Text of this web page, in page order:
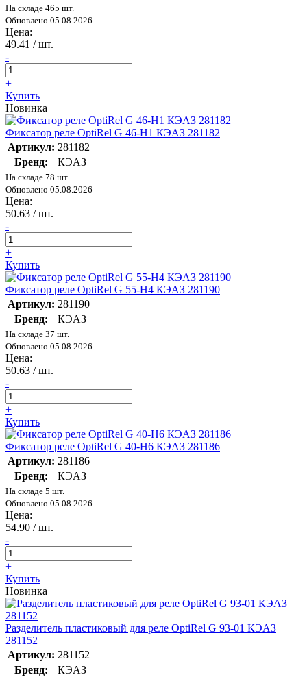
На складе 465 шт.
Обновлено 05.08.2026
Цена:
49.41 / шт.
-
+
Купить
Новинка
Фиксатор реле OptiRel G 46-H1 КЭАЗ 281182
Артикул: 281182
Бренд:
КЭАЗ
На складе 78 шт.
Обновлено 05.08.2026
Цена:
50.63 / шт.
-
+
Купить
Фиксатор реле OptiRel G 55-H4 КЭАЗ 281190
Артикул: 281190
Бренд:
КЭАЗ
На складе 37 шт.
Обновлено 05.08.2026
Цена:
50.63 / шт.
-
+
Купить
Фиксатор реле OptiRel G 40-H6 КЭАЗ 281186
Артикул: 281186
Бренд:
КЭАЗ
На складе 5 шт.
Обновлено 05.08.2026
Цена:
54.90 / шт.
-
+
Купить
Новинка
Разделитель пластиковый для реле OptiRel G 93-01 КЭАЗ
281152
Артикул: 281152
Бренд:
КЭАЗ